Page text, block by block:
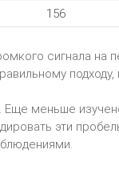
156
сигнала на
Еще меньше
эти